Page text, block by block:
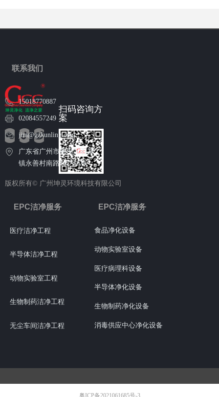
版权所有© 广州坤灵环境科技有限公司
扫码咨询方
案
EPC洁净服务
医疗洁净工程
半导体洁净工程
动物实验室工程
生物制药洁净工程
无尘车间洁净工程
食品净化设备
动物实验室设备
医疗病理科设备
半导体净化设备
生物制药净化设备
消毒供应中心净化设备
EPC洁净服务
15018770887
02084557249
jim@gzkunling.com
广东省广州市番禺区石碁
镇永善村南路102号6栋
联系我们
粤ICP备2021061685号-3